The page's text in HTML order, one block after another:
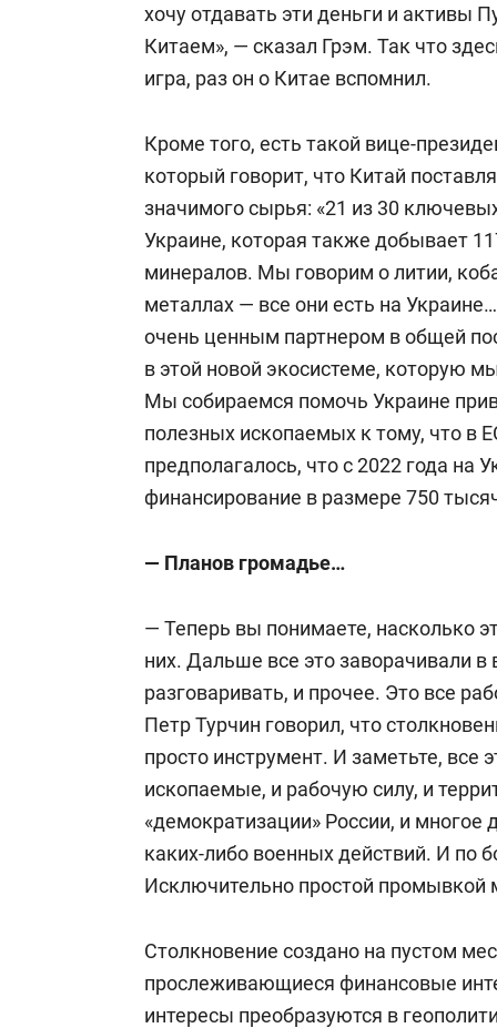
хочу отдавать эти деньги и активы
Китаем», — сказал Грэм. Так что
игра, раз он о Китае вспомнил.
Кроме того, есть такой вице-
который говорит, что Китай
значимого сырья: «21 из 30
Украине, которая также добывает
минералов. Мы говорим о литии,
металлах — все они есть на
очень ценным партнером в общей
в этой новой экосистеме, которую
Мы собираемся помочь Украине
полезных ископаемых к тому, что в
предполагалось, что с 2022 года на
финансирование в размере 750
— Планов громадье…
— Теперь вы понимаете, насколько
них. Дальше все это заворачивали
разговаривать, и прочее. Это все
Петр Турчин говорил, что
просто инструмент. И заметьте, все
ископаемые, и рабочую силу, и
«демократизации» России, и многое
каких-либо военных действий. И по
Исключительно простой промывкой
Столкновение создано на пустом
прослеживающиеся финансовые
интересы преобразуются в